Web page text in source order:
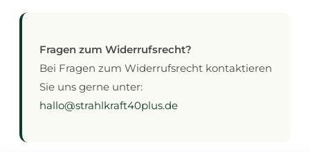
Fragen zum Widerrufsrecht?
Bei Fragen zum Widerrufsrecht kontaktieren
Sie uns gerne unter:
hallo@strahlkraft40plus.de